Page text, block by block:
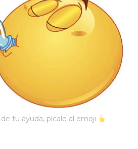
tu ayuda, pícale al emoji